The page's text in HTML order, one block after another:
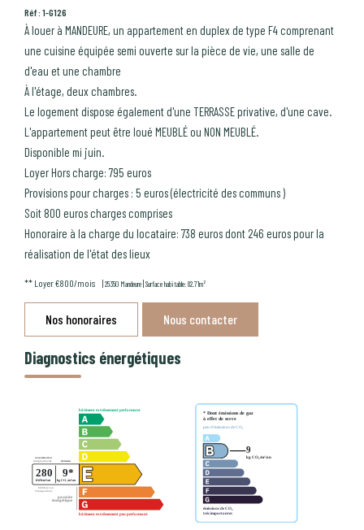
Réf : 1-G126
À louer à MANDEURE, un appartement en duplex de type F4 comprenant
une cuisine équipée semi ouverte sur la pièce de vie, une salle de
d'eau et une chambre
À l'étage, deux chambres.
Le logement dispose également d'une TERRASSE privative, d'une cave.
L'appartement peut être loué MEUBLÉ ou NON MEUBLÉ.
Disponible mi juin.
Loyer Hors charge: 795 euros
Provisions pour charges : 5 euros (électricité des communs )
Soit 800 euros charges comprises
Honoraire à la charge du locataire: 738 euros dont 246 euros pour la
réalisation de l'état des lieux
** Loyer €800/mois |25350 Mandeure|Surface habitable: 82.71m²
Nos honoraires Nous contacter
Diagnostics énergétiques